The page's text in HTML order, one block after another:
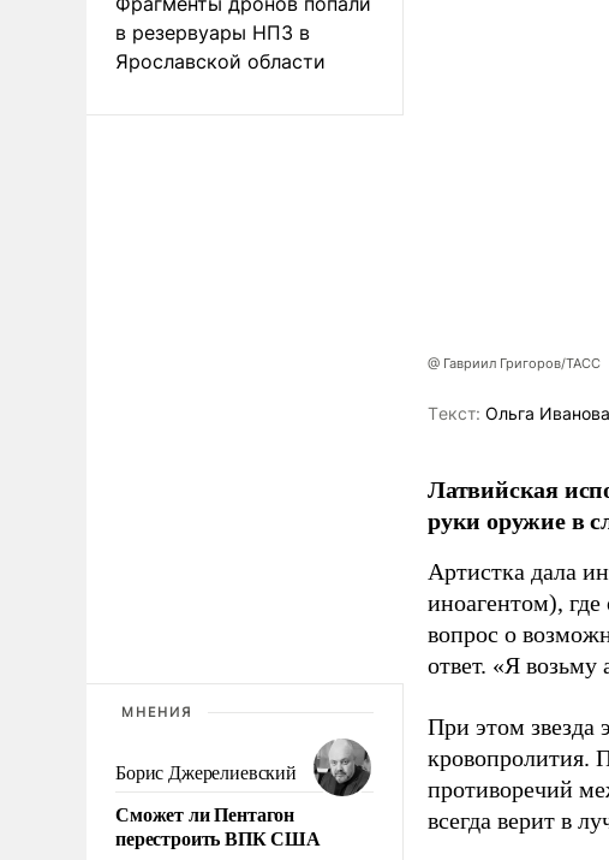
в резервуары НПЗ в
Ярославской области
МНЕНИЯ
Борис Джерелиевский
Сможет ли Пентагон
перестроить ВПК США
@ Гавриил Григоров/ТАСС
Tекст: Ольга Иванова
Латвийская
руки оружие в
Артистка дала
иноагентом), где
вопрос о
ответ. «Я возьму
При этом звезда
кровопролития.
противоречий
всегда верит в